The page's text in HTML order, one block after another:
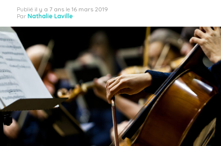
Publié il y a 7 ans le 16 mars 2019
Par Nathalie Laville